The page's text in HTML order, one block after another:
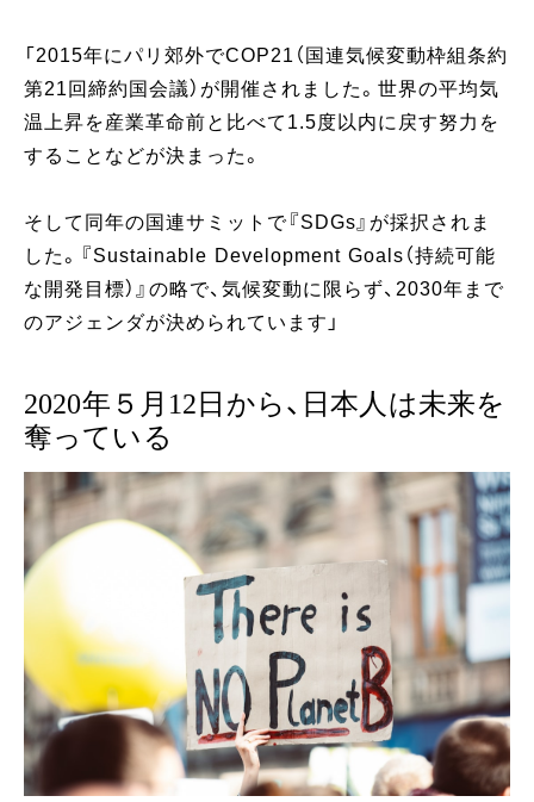
「2015年にパリ郊外でCOP21（国連気候変動枠組条約
第21回締約国会議）が開催されました。世界の平均気
温上昇を産業革命前と比べて1.5度以内に戻す努力を
することなどが決まった。
そして同年の国連サミットで『SDGs』が採択されま
した。『Sustainable Development Goals（持続可能
な開発目標）』の略で、気候変動に限らず、2030年まで
のアジェンダが決められています」
2020年５月12日から、日本人は未来を
奪っている